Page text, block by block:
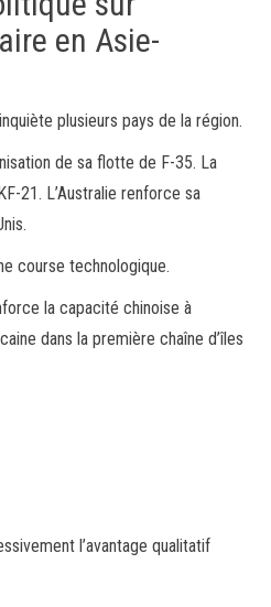
en Asie-
plusieurs pays de la région.
de sa flotte de F-35. La
21. L’Australie renforce sa
course technologique.
la capacité chinoise à
dans la première chaîne d’îles
l’avantage qualitatif